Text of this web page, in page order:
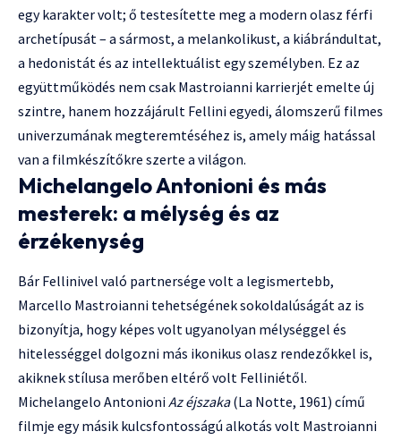
egy karakter volt; ő testesítette meg a modern olasz férfi
archetípusát – a sármost, a melankolikust, a kiábrándultat,
a hedonistát és az intellektuálist egy személyben. Ez az
együttműködés nem csak Mastroianni karrierjét emelte új
szintre, hanem hozzájárult Fellini egyedi, álomszerű filmes
univerzumának megteremtéséhez is, amely máig hatással
van a filmkészítőkre szerte a világon.
Michelangelo Antonioni és más
mesterek: a mélység és az
érzékenység
Bár Fellinivel való partnersége volt a legismertebb,
Marcello Mastroianni tehetségének sokoldalúságát az is
bizonyítja, hogy képes volt ugyanolyan mélységgel és
hitelességgel dolgozni más ikonikus olasz rendezőkkel is,
akiknek stílusa merőben eltérő volt Felliniétől.
Michelangelo AntonioniAz éjszaka(La Notte, 1961) című
filmje egy másik kulcsfontosságú alkotás volt Mastroianni